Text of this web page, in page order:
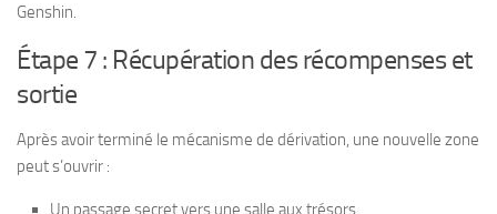
Genshin.
Étape 7 : Récupération des récompenses et
sortie
Après avoir terminé le mécanisme de dérivation, une nouvelle zone
peut s’ouvrir :
Un passage secret vers une salle aux trésors.